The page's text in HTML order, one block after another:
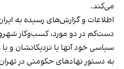
می‌کند.
اطلاعات و گزارش‌های رسیده به
دست‌کم در دو مورد، کسب‌وکار
سیاسی خود آنها یا نزدیکانشان و
به دستور نهادهای حکومتی در